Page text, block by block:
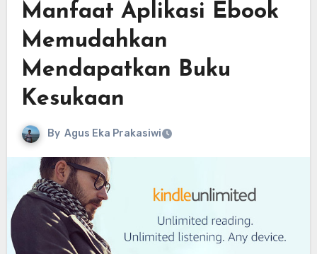
Manfaat Aplikasi Ebook
Memudahkan
Mendapatkan Buku
Kesukaan
By Agus Eka Prakasiwi